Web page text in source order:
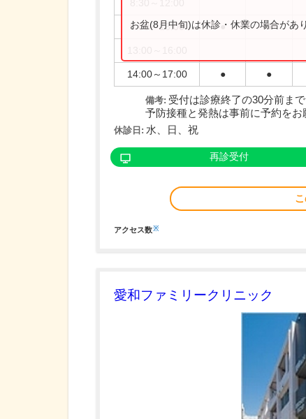
9:00～13:00 ● ●
14:00～17:00 ● ●
お盆(8月中旬)は休診・休業の場合があ
備考: 受付は診療終了の30分前まで
予防接種と発熱は事前に予約をお
休診日: 水、日、祝
再診受付
アクセス数※
愛和ファミリークリニック